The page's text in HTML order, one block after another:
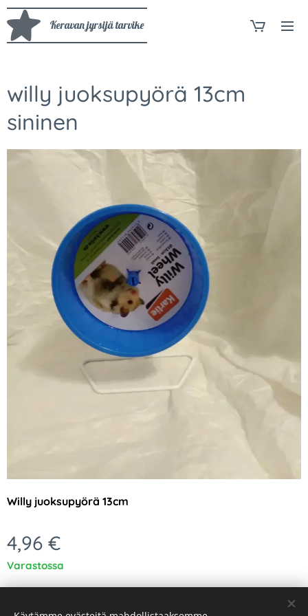
Keravan jyrsijä tarvike
willy juoksupyörä 13cm
sininen
Willy juoksupyörä 13cm
4,96 €
Varastossa